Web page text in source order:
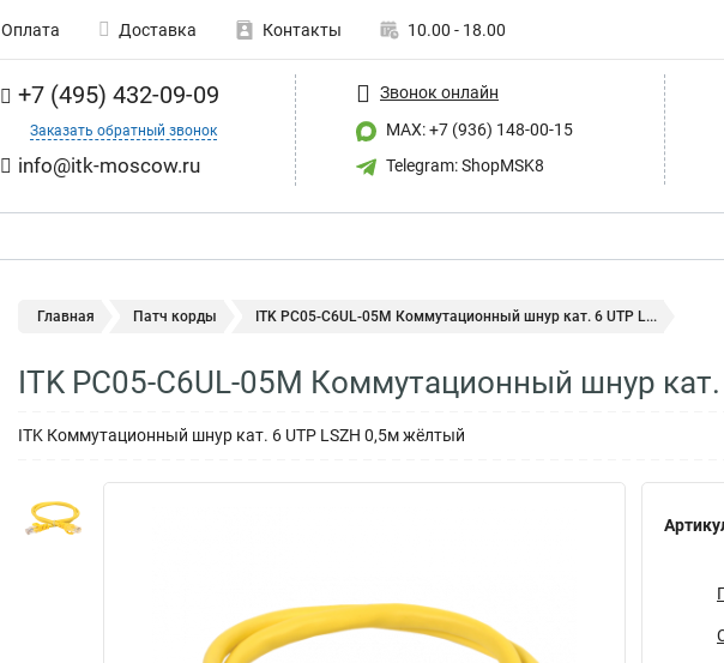
Оплата Доставка Контакты 10.00 - 18.00
+7 (495) 432-09-09
Заказать обратный звонок
info@itk-moscow.ru
Звонок онлайн
MAX: +7 (936) 148-00-15
Telegram: ShopMSK8
Главная Патч корды ITK PC05-C6UL-05M Коммутационный шнур кат. 6 UTP L...
ITK PC05-C6UL-05M Коммутационный шнур кат.
ITK Коммутационный шнур кат. 6 UTP LSZH 0,5м жёлтый